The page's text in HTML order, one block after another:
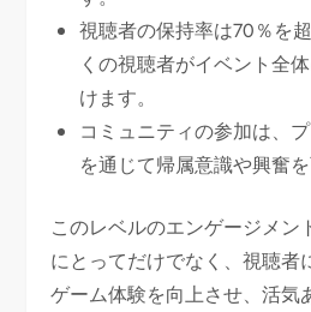
視聴者の保持率は70％を
くの視聴者がイベント全
けます。
コミュニティの参加は、
を通じて帰属意識や興奮を
このレベルのエンゲージメン
にとってだけでなく、視聴者
ゲーム体験を向上させ、活気